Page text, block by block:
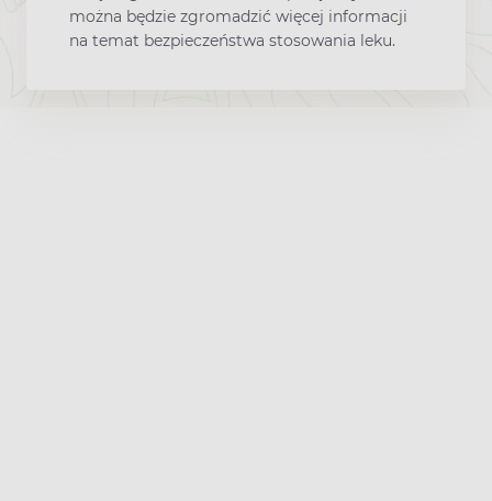
można będzie zgromadzić więcej informacji
na temat bezpieczeństwa stosowania leku.